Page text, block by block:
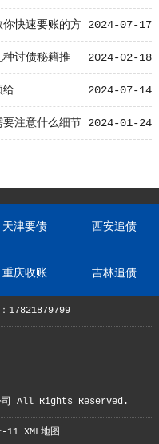
2024-07-17
快速要账的方
2024-02-18
讨债秘籍推
2024-07-14
给
2024-01-24
注意什么细节
天津要债 西安追债
重庆收账 吉林追债
17821879799
司 All Rights Reserved.
-11 XML地图